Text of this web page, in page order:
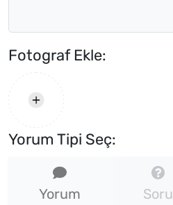
Fotograf Ekle:
Yorum Tipi Seç:
Yorum Soru